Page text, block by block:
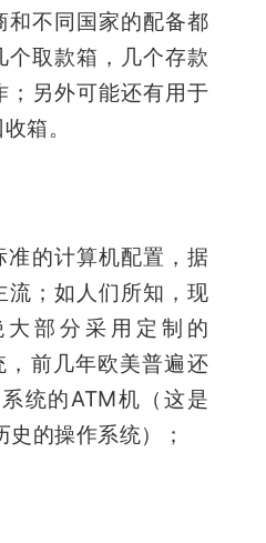
和不同国家的配备都
个取款箱，几个存款
；另外可能还有用于
箱。
的计算机配置，据
流；如人们所知，现
大部分采用定制的
前几年欧美普遍还
统的ATM机（这是
的操作系统）；